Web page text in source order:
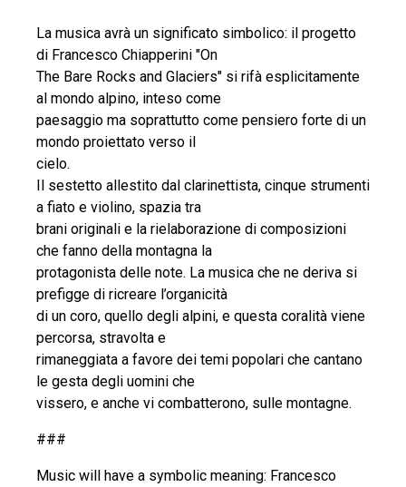
La musica avrà un significato simbolico: il progetto
di Francesco Chiapperini "On
The Bare Rocks and Glaciers" si rifà esplicitamente
al mondo alpino, inteso come
paesaggio ma soprattutto come pensiero forte di un
mondo proiettato verso il
cielo.
Il sestetto allestito dal clarinettista, cinque strumenti
a fiato e violino, spazia tra
brani originali e la rielaborazione di composizioni
che fanno della montagna la
protagonista delle note. La musica che ne deriva si
prefigge di ricreare l’organicità
di un coro, quello degli alpini, e questa coralità viene
percorsa, stravolta e
rimaneggiata a favore dei temi popolari che cantano
le gesta degli uomini che
vissero, e anche vi combatterono, sulle montagne.
###
Music will have a symbolic meaning: Francesco